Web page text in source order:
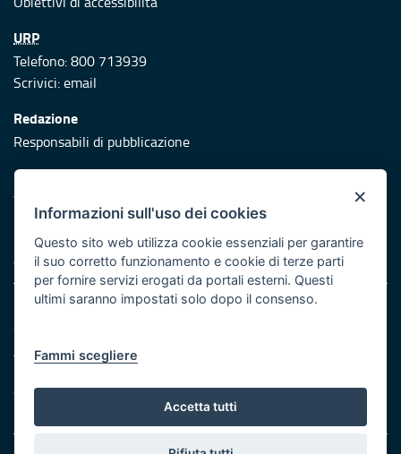
URP
Telefono: 800 713939
Scrivici:email
Redazione
Responsabili di pubblicazione
Protezione civile
Vai al sito di Protezione Civile Puglia
Iniziativa finanziata con risorse del POR Puglia 2014/2020 -
Asse XI
Note legali
Cookie e privacy
Atti di notifica
Servizi Intranet
×
Informazioni sull'uso dei cookies
Questo sito web utilizza cookie essenziali per garantire
il suo corretto funzionamento e cookie di terze parti
per fornire servizi erogati da portali esterni. Questi
ultimi saranno impostati solo dopo il consenso.
Fammi scegliere
Accetta tutti